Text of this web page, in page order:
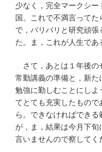
少なく，完全マークシ
国。これで不満言ってた
で，バリバリと研究頑
た。ま，これが人生であ
さて，あとは１年後の
常勤講義の準備と，新
勉強に勤しむことにしよ
てとても充実したもの
ら。できなければでき
が，ま，結果は今月下
言いませんので察してく